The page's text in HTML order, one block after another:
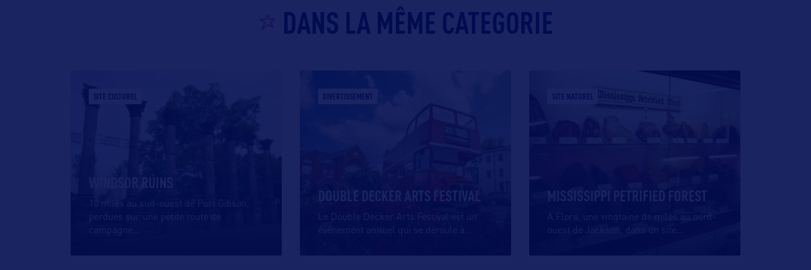
DANS LA MÊME CATEGORIE
SITE CULTUREL
WINDSOR RUINS
10 miles au sud-ouest de Port Gibson,
perdues sur une petite route de
campagne
DIVERTISSEMENT
DOUBLE DECKER ARTS FESTIVAL
Le Double Decker Arts Festival est un
événement annuel qui se déroule à
SITE NATUREL
MISSISSIPPI PETRIFIED FOREST
A Flora, une vingtaine de miles au nord-
ouest de Jackson, dans un site